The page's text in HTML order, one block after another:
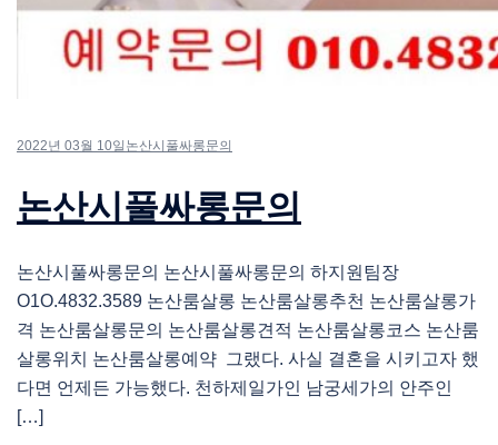
2022년 03월 10일 논산시풀싸롱문의
논산시풀싸롱문의
논산시풀싸롱문의 논산시풀싸롱문의 하지원팀장
O1O.4832.3589 논산룸살롱 논산룸살롱추천 논산룸살롱가
격 논산룸살롱문의 논산룸살롱견적 논산룸살롱코스 논산룸
살롱위치 논산룸살롱예약 그랬다. 사실 결혼을 시키고자 했
다면 언제든 가능했다. 천하제일가인 남궁세가의 안주인
[…]